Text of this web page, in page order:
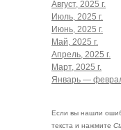
Август, 2025 г.
Июль, 2025 г.
Июнь, 2025 г.
Май, 2025 г.
Апрель, 2025 г.
Март, 2025 г.
Январь —
Если вы нашли
текста и нажмите